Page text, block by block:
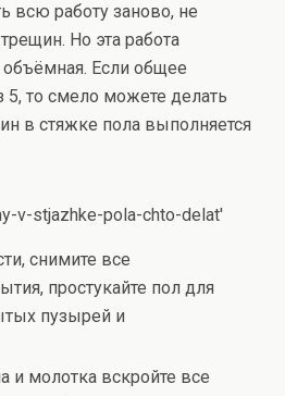
всю работу заново, не
Но эта работа
объёмная. Если общее
5, то смело можете делать
в стяжке пола выполняется
снимите все
простукайте пол для
пузырей и
и молотка вскройте все